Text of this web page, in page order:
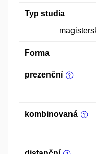
Typ studia
Forma
prezenční
kombinovaná